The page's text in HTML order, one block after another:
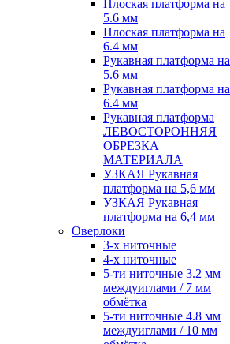
Плоская платформа на
5.6 мм
Плоская платформа на
6.4 мм
Рукавная платформа на
5.6 мм
Рукавная платформа на
6.4 мм
Рукавная платформа
ЛЕВОСТОРОННЯЯ
ОБРЕЗКА
МАТЕРИАЛА
УЗКАЯ Рукавная
платформа на 5,6 мм
УЗКАЯ Рукавная
платформа на 6,4 мм
Оверлоки
3-х ниточные
4-х ниточные
5-ти ниточные 3.2 мм
междуиглами / 7 мм
обмётка
5-ти ниточные 4.8 мм
междуиглами / 10 мм